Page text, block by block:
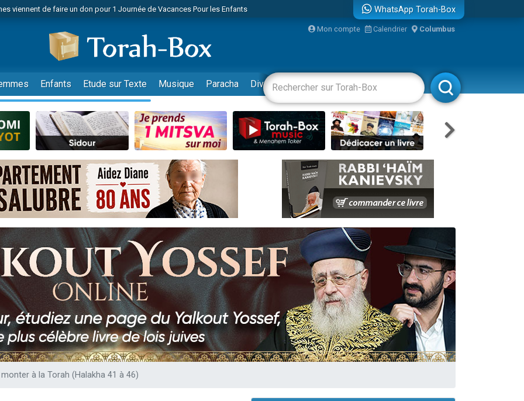
viennent de faire un don pour 1 Journée de Vacances Pour les Enfants
de nous rejoindre sur WhatsApp
places pour étudier en groupe sur Zoom
viennent de faire un don pour Diane, 80 ans, dans un appartement insalubre
son Maasser
de nous rejoindre sur WhatsApp
de nous rejoindre sur WhatsApp
viennent de faire un don pour 5 jours de vacances aux Orphelins
donner son Maasser
de nous rejoindre sur WhatsApp
viennent de demander une bénédiction
musiques dans Torah-Box Music
viennent de faire un don pour Sauvez la jambe de Yohan
places pour étudier en groupe sur Zoom
de nous rejoindre sur WhatsApp
de nous rejoindre sur WhatsApp
de nous rejoindre sur WhatsApp
musiques dans Torah-Box Music
viennent de faire un don pour Reloger Rivka, 6 enfants, victime de violences...
WhatsApp Torah-Box
Mon compte Calendrier Columbus
Enfants Etude sur Texte Musique Paracha Divertissements Livres Rabbanim
à la Torah (Halakha 41 à 46)